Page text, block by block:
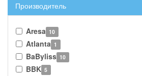
Производитель
Aresa 10
Atlanta 1
BaByliss 10
BBK 5